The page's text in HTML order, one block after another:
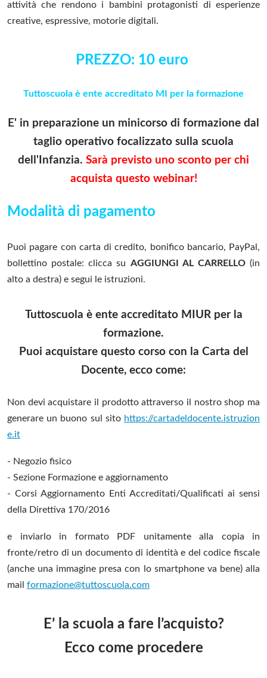
attività che rendono i bambini protagonisti di esperienze
creative, espressive, motorie digitali.
PREZZO: 10 euro
Tuttoscuola è ente accreditato MI per la formazione
E' in preparazione un minicorso di formazione dal
taglio operativo focalizzato sulla scuola
dell'Infanzia. Sarà previsto uno sconto per chi
acquista questo webinar!
Modalità di pagamento
Puoi pagare con carta di credito, bonifico bancario, PayPal,
bollettino postale: clicca su AGGIUNGI AL CARRELLO(in
alto a destra) e segui le istruzioni.
Tuttoscuola è ente accreditato MIUR per la
formazione.
Puoi acquistare questo corso con la Carta del
Docente, ecco come:
Non devi acquistare il prodotto attraverso il nostro shop ma
generare un buono sul sito https://cartadeldocente.istruzion
e.it
- Negozio fisico
- Sezione Formazione e aggiornamento
- Corsi Aggiornamento Enti Accreditati/Qualificati ai sensi
della Direttiva 170/2016
e inviarlo in formato PDF unitamente alla copia in
fronte/retro di un documento di identità e del codice fiscale
(anche una immagine presa con lo smartphone va bene) alla
mail formazione@tuttoscuola.com
E’ la scuola a fare l’acquisto?
Ecco come procedere